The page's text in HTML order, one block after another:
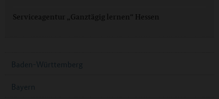
Serviceagentur „Ganztägig lernen“ Hessen
Baden-Württemberg
Bayern